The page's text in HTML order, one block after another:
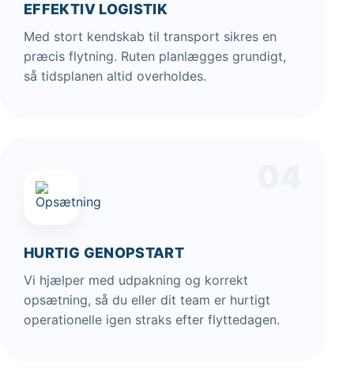
EFFEKTIV LOGISTIK
Med stort kendskab til transport sikres en
præcis flytning. Ruten planlægges grundigt,
så tidsplanen altid overholdes.
HURTIG GENOPSTART
Vi hjælper med udpakning og korrekt
opsætning, så du eller dit team er hurtigt
operationelle igen straks efter flyttedagen.